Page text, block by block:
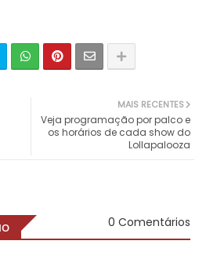
MAIS RECENTES
Veja programação por palco e
os horários de cada show do
Lollapalooza
0 Comentários